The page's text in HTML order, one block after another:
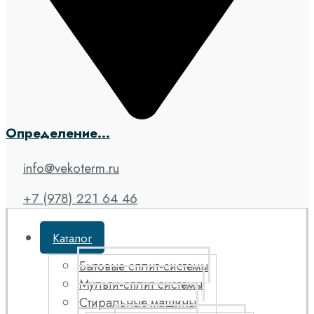
Определение...
info@vekoterm.ru
+7 (978) 221 64 46
Каталог
Бытовые сплит-системы
Мульти-сплит системы
Стиральные машины